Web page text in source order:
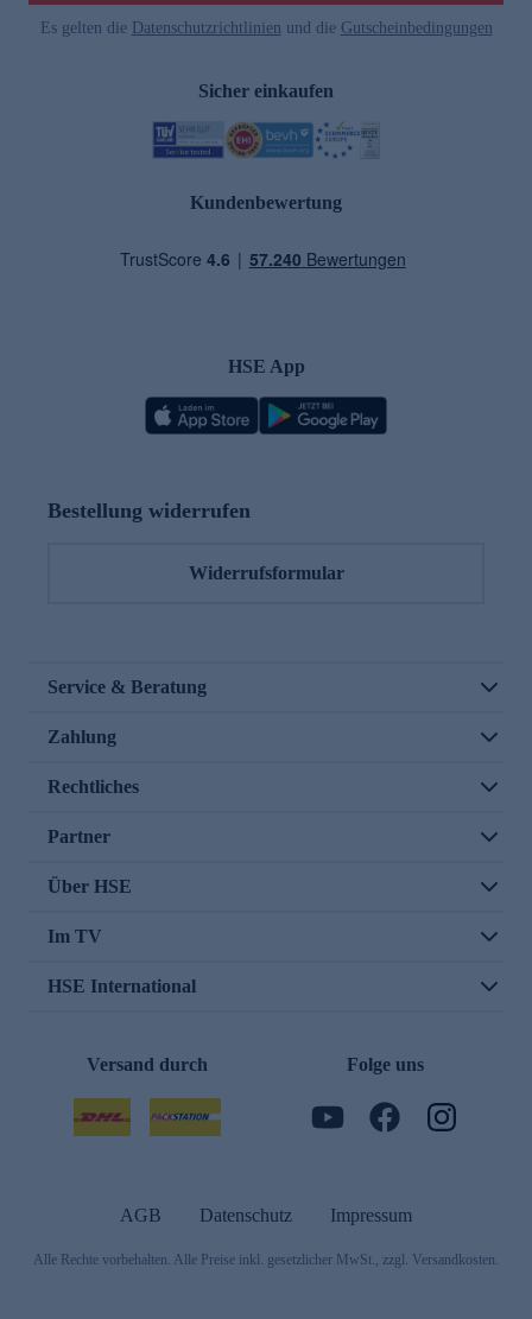
Es gelten die Datenschutzrichtlinien und die Gutscheinbedingungen
Sicher einkaufen
Kundenbewertung
HSE App
Bestellung widerrufen
Widerrufsformular
Service & Beratung
Zahlung
Rechtliches
Partner
Über HSE
Im TV
HSE International
Versand durch Folge uns
AGB Datenschutz Impressum
Alle Rechte vorbehalten. Alle Preise inkl. gesetzlicher MwSt., zzgl. Versandkosten.